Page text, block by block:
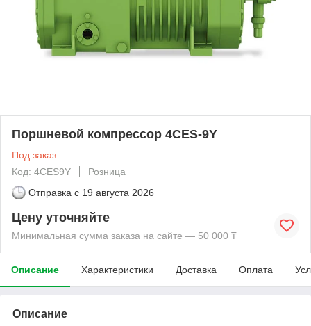
Поршневой компрессор 4CES-9Y
Под заказ
Код: 4CES9Y
Розница
Отправка с 19 августа 2026
Цену уточняйте
Минимальная сумма заказа на сайте — 50 000 ₸
Описание Характеристики Доставка Оплата
Описание